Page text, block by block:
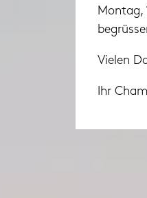
Montag,
Vielen
Ihr